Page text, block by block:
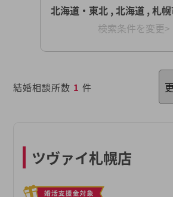
北海道・東北 , 北海道 , 札
検索条件を変更>
結婚相談所数 1 件
ツヴァイ札幌店